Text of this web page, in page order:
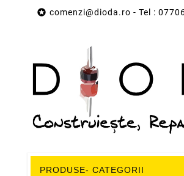
 comenzi@dioda.ro - Tel :
PRODUSE- CATEGORII